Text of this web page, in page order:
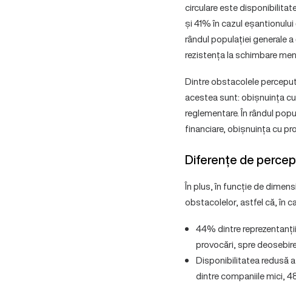
circulare este
și 41% în cazul
rândul populației generale
rezistența la schimbare
Dintre obstacolele
acestea sunt: obișnuința
reglementare. În rândul
financiare, obișnuința cu
Diferențe de
În plus, în funcție de
obstacolelor, astfel că, în
44% dintre
provocări, spre
Disponibilitatea redusă
dintre companiile mici,